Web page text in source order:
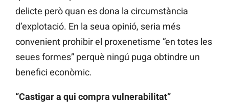
delicte però quan es dona la circumstància
d’explotació. En la seua opinió, seria més
convenient prohibir el proxenetisme “en totes les
seues formes” perquè ningú puga obtindre un
benefici econòmic.
“Castigar a qui compra vulnerabilitat”